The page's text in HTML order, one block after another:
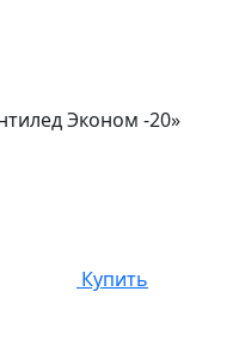
Эконом -20»
Купить